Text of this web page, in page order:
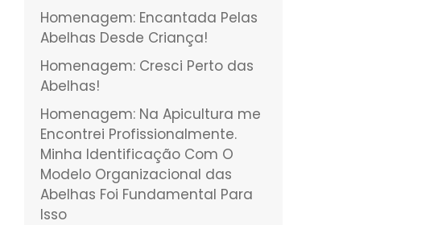
Homenagem: Encantada Pelas
Abelhas Desde Criança!
Homenagem: Cresci Perto das
Abelhas!
Homenagem: Na Apicultura me
Encontrei Profissionalmente.
Minha Identificação Com O
Modelo Organizacional das
Abelhas Foi Fundamental Para
Isso